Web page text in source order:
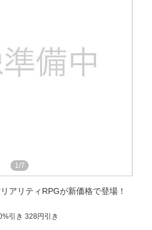
1/7
アリティRPGが新価格で登場！
引き 328円引き